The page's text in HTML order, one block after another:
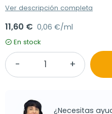
Ver descripción completa
11,60 € 0,06 €/ml
En stock
¿Necesitas